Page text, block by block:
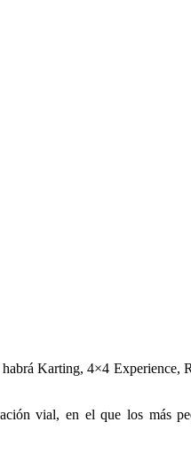
Karting, 4×4 Experience,
vial, en el que los más